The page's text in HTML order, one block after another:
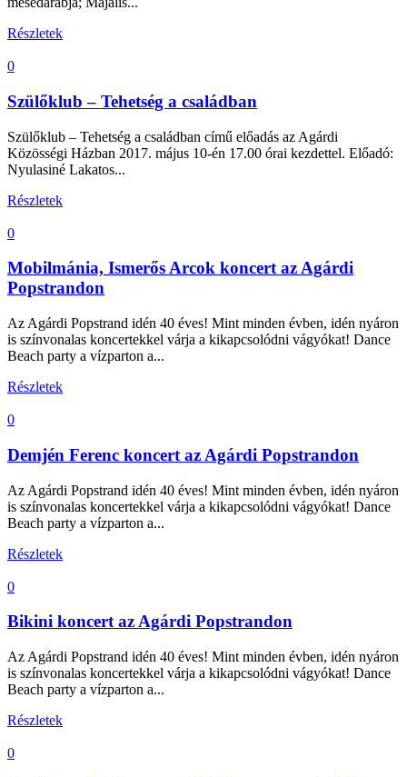
Részletek
0
Szülőklub – Tehetség a családban
Szülőklub – Tehetség a családban című előadás az Agárdi
Közösségi Házban 2017. május 10-én 17.00 órai kezdettel. Előadó:
Nyulasiné Lakatos...
Részletek
0
Mobilmánia, Ismerős Arcok koncert az Agárdi
Popstrandon
Az Agárdi Popstrand idén 40 éves! Mint minden évben, idén nyáron
is színvonalas koncertekkel várja a kikapcsolódni vágyókat! Dance
Beach party a vízparton a...
Részletek
0
Demjén Ferenc koncert az Agárdi Popstrandon
Az Agárdi Popstrand idén 40 éves! Mint minden évben, idén nyáron
is színvonalas koncertekkel várja a kikapcsolódni vágyókat! Dance
Beach party a vízparton a...
Részletek
0
Bikini koncert az Agárdi Popstrandon
Az Agárdi Popstrand idén 40 éves! Mint minden évben, idén nyáron
is színvonalas koncertekkel várja a kikapcsolódni vágyókat! Dance
Beach party a vízparton a...
Részletek
0